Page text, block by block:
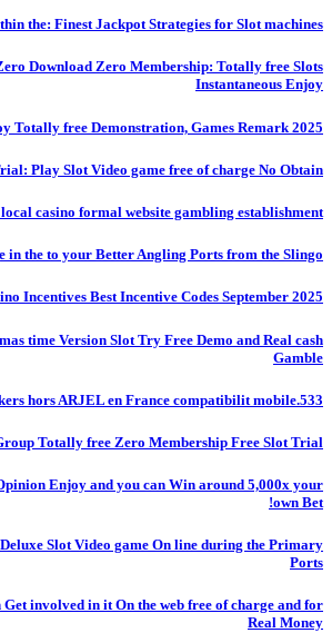
the: Finest Jackpot Strategies for Slot machines
Download Zero Membership: Totally free Slots
Instantaneous Enjoy
Totally free Demonstration, Games Remark 2025
Play Slot Video game free of charge No Obtain
casino formal website gambling establishment
in the to your Better Angling Ports from the Slingo
Incentives Best Incentive Codes September 2025
time Version Slot Try Free Demo and Real cash
Gamble
hors ARJEL en France compatibilit mobile.533
Totally free Zero Membership Free Slot Trial
Enjoy and you can Win around 5,000x your
own Bet!
Slot Video game On line during the Primary
Ports
involved in it On the web free of charge and for
Real Money